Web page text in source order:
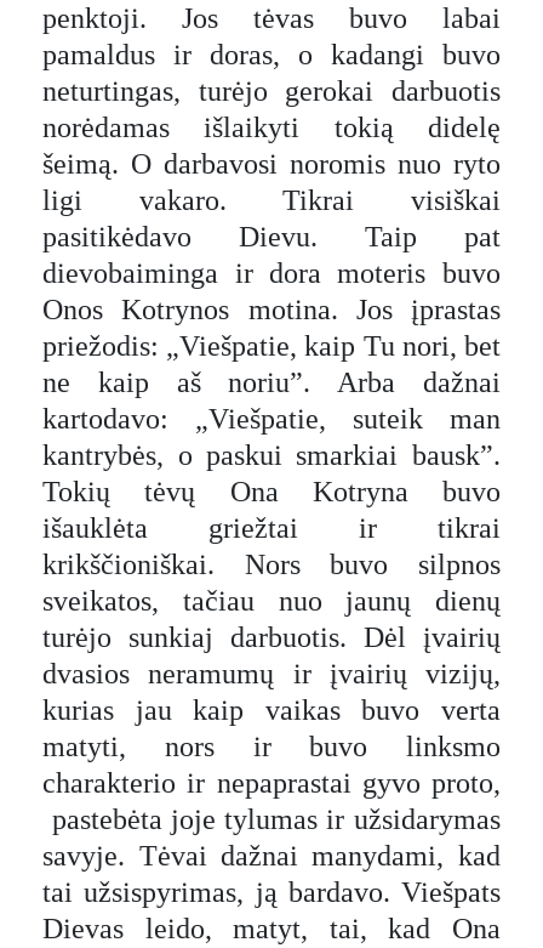
penktoji. Jos tėvas buvo labai
pamaldus ir doras, o kadangi buvo
neturtingas, turėjo gerokai darbuotis
norėdamas išlaikyti tokią didelę
šeimą. O darbavosi noromis nuo ryto
ligi vakaro. Tikrai visiškai
pasitikėdavo Dievu. Taip pat
dievobaiminga ir dora moteris buvo
Onos Kotrynos motina. Jos įprastas
priežodis: „Viešpatie, kaip Tu nori, bet
ne kaip aš noriu”. Arba dažnai
kartodavo: „Viešpatie, suteik man
kantrybės, o paskui smarkiai bausk”.
Tokių tėvų Ona Kotryna buvo
išauklėta griežtai ir tikrai
krikščioniškai. Nors buvo silpnos
sveikatos, tačiau nuo jaunų dienų
turėjo sunkiaj darbuotis. Dėl įvairių
dvasios neramumų ir įvairių vizijų,
kurias jau kaip vaikas buvo verta
matyti, nors ir buvo linksmo
charakterio ir nepaprastai gyvo proto,
pastebėta joje tylumas ir užsidarymas
savyje. Tėvai dažnai manydami, kad
tai užsispyrimas, ją bardavo. Viešpats
Dievas leido, matyt, tai, kad Ona